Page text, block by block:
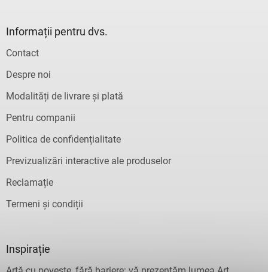
Informații pentru dvs.
Contact
Despre noi
Modalități de livrare și plată
Pentru companii
Politica de confidențialitate
Previzualizări interactive ale produselor
Reclamație
Termeni și condiții
Inspirație